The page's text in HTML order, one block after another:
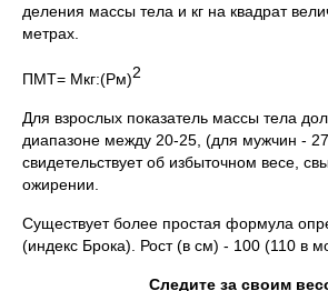
деления массы тела и кг на квадрат
метрах.
ПМТ= Мкг:(Рм)2
Для взрослых показатель массы тела
диапазоне между 20-25, (для мужчин -
свидетельствует об избыточном весе,
ожирении.
Существует более простая формула
(индекс Брока). Рост (в см) - 100 (110 в
Следите за своим